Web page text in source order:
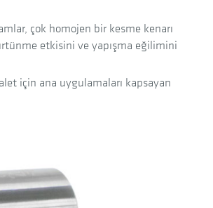
çok homojen bir kesme kenarı
etkisini ve yapışma eğilimini
için ana uygulamaları kapsayan